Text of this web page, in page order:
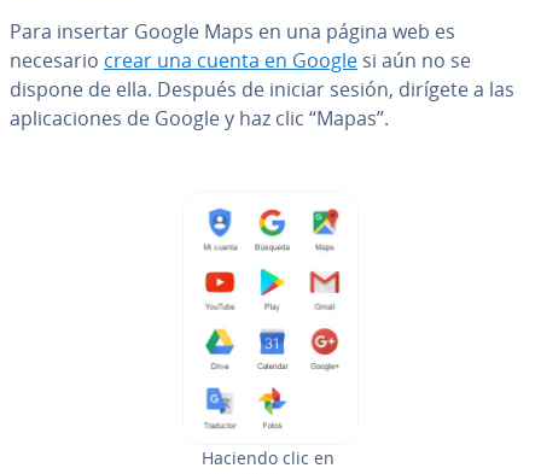
Para insertar Google Maps en una página web es
necesario crear una cuenta en Google si aún no se
dispone de ella. Después de iniciar sesión, dirígete a las
apli­ca­cio­nes de Google y haz clic “Mapas”.
Haciendo clic en